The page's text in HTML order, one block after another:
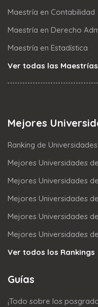
Maestría en Contabilidad
Maestría en Derecho
Maestría en Estadística
Ver todas las Maestrías
Mejores
Ranking de
Mejores Universidades
Mejores Universidades
Mejores Universidades
Mejores Universidades
Mejores Universidades
Ver todos los Rankings
Guías
¡Todo sobre los